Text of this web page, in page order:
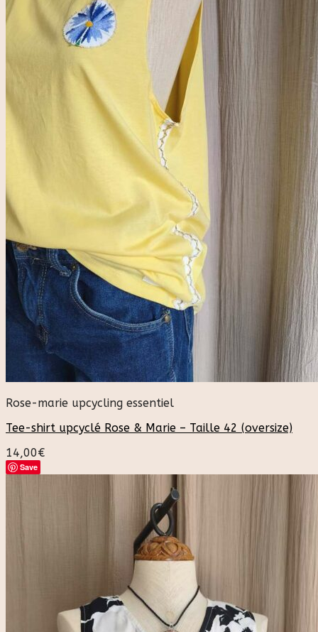
Rose-marie upcycling essentiel
Tee-shirt upcyclé Rose & Marie – Taille 42 (oversize)
14,00€
Save